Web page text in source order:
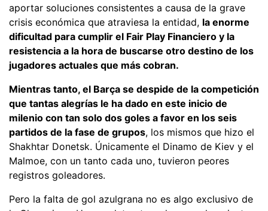
aportar soluciones consistentes a causa de la grave
crisis económica que atraviesa la entidad, la enorme
dificultad para cumplir el Fair Play Financiero y la
resistencia a la hora de buscarse otro destino de los
jugadores actuales que más cobran.
Mientras tanto, el Barça se despide de la competición
que tantas alegrías le ha dado en este inicio de
milenio con tan solo dos goles a favor en los seis
partidos de la fase de grupos, los mismos que hizo el
Shakhtar Donetsk. Únicamente el Dinamo de Kiev y el
Malmoe, con un tanto cada uno, tuvieron peores
registros goleadores.
Pero la falta de gol azulgrana no es algo exclusivo de